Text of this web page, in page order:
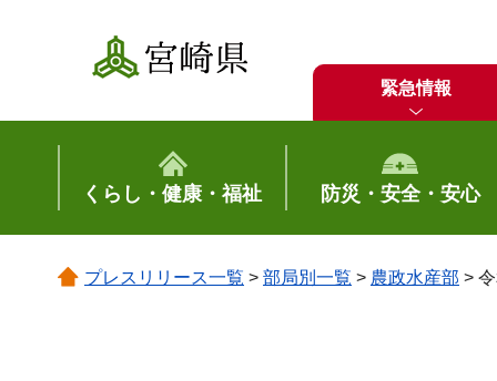
宮崎県
緊急情報
くらし・健康・福祉 防災・安全・安心
プレスリリース一覧 > 部局別一覧 > 農政水産部 >